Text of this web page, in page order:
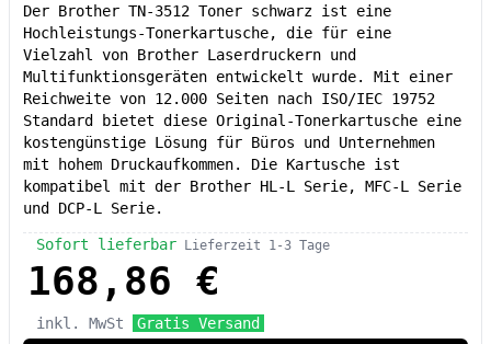
Der Brother TN-3512 Toner schwarz ist eine
Hochleistungs-Tonerkartusche, die für eine
Vielzahl von Brother Laserdruckern und
Multifunktionsgeräten entwickelt wurde. Mit einer
Reichweite von 12.000 Seiten nach ISO/IEC 19752
Standard bietet diese Original-Tonerkartusche eine
kostengünstige Lösung für Büros und Unternehmen
mit hohem Druckaufkommen. Die Kartusche ist
kompatibel mit der Brother HL-L Serie, MFC-L Serie
und DCP-L Serie.
Sofort lieferbar Lieferzeit 1-3 Tage
168,86 €
inkl. MwSt
Gratis Versand